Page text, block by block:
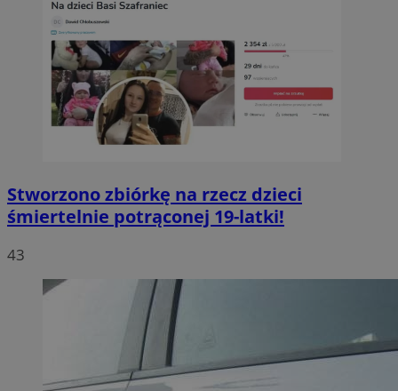
Stworzono zbiórkę na rzecz dzieci
śmiertelnie potrąconej 19-latki!
43